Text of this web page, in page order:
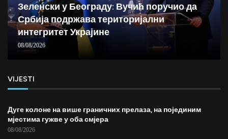
Зеленски у Београду: Вучић поручио да
Србија подржава територијални
интегритет Украјине
08/08/2026
VIJESTI
Дуге колоне на више граничних прелаза, на појединим
мјестима гужве у оба смјера
08/08/2026